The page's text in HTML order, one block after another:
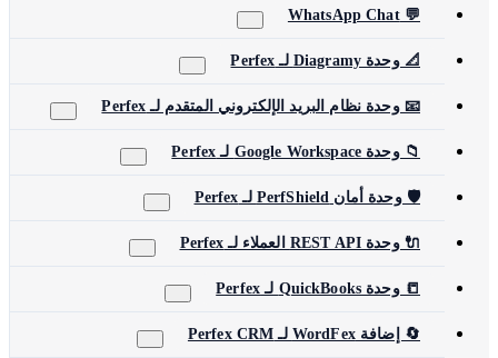
💬 WhatsApp Chat
📐 وحدة Diagramy لـ Perfex
📧 وحدة نظام البريد الإلكتروني المتقدم لـ Perfex
📁 وحدة Google Workspace لـ Perfex
🛡️ وحدة أمان PerfShield لـ Perfex
🔌 وحدة REST API العملاء لـ Perfex
📒 وحدة QuickBooks لـ Perfex
🔄 إضافة WordFex لـ Perfex CRM